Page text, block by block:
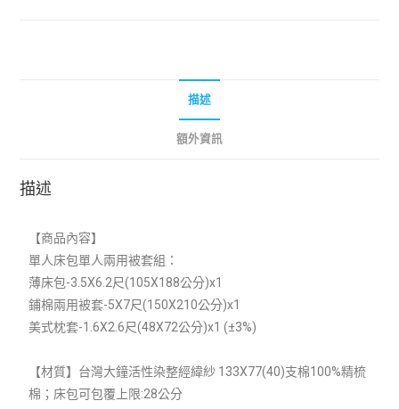
描述
額外資訊
描述
【商品內容】
單人床包單人兩用被套組：
薄床包-3.5X6.2尺(105X188公分)x1
鋪棉兩用被套-5X7尺(150X210公分)x1
美式枕套-1.6X2.6尺(48X72公分)x1 (±3%)
【材質】 台灣大鐘活性染整經緯紗 133X77(40)支棉100%精梳
棉；床包可包覆上限:28公分